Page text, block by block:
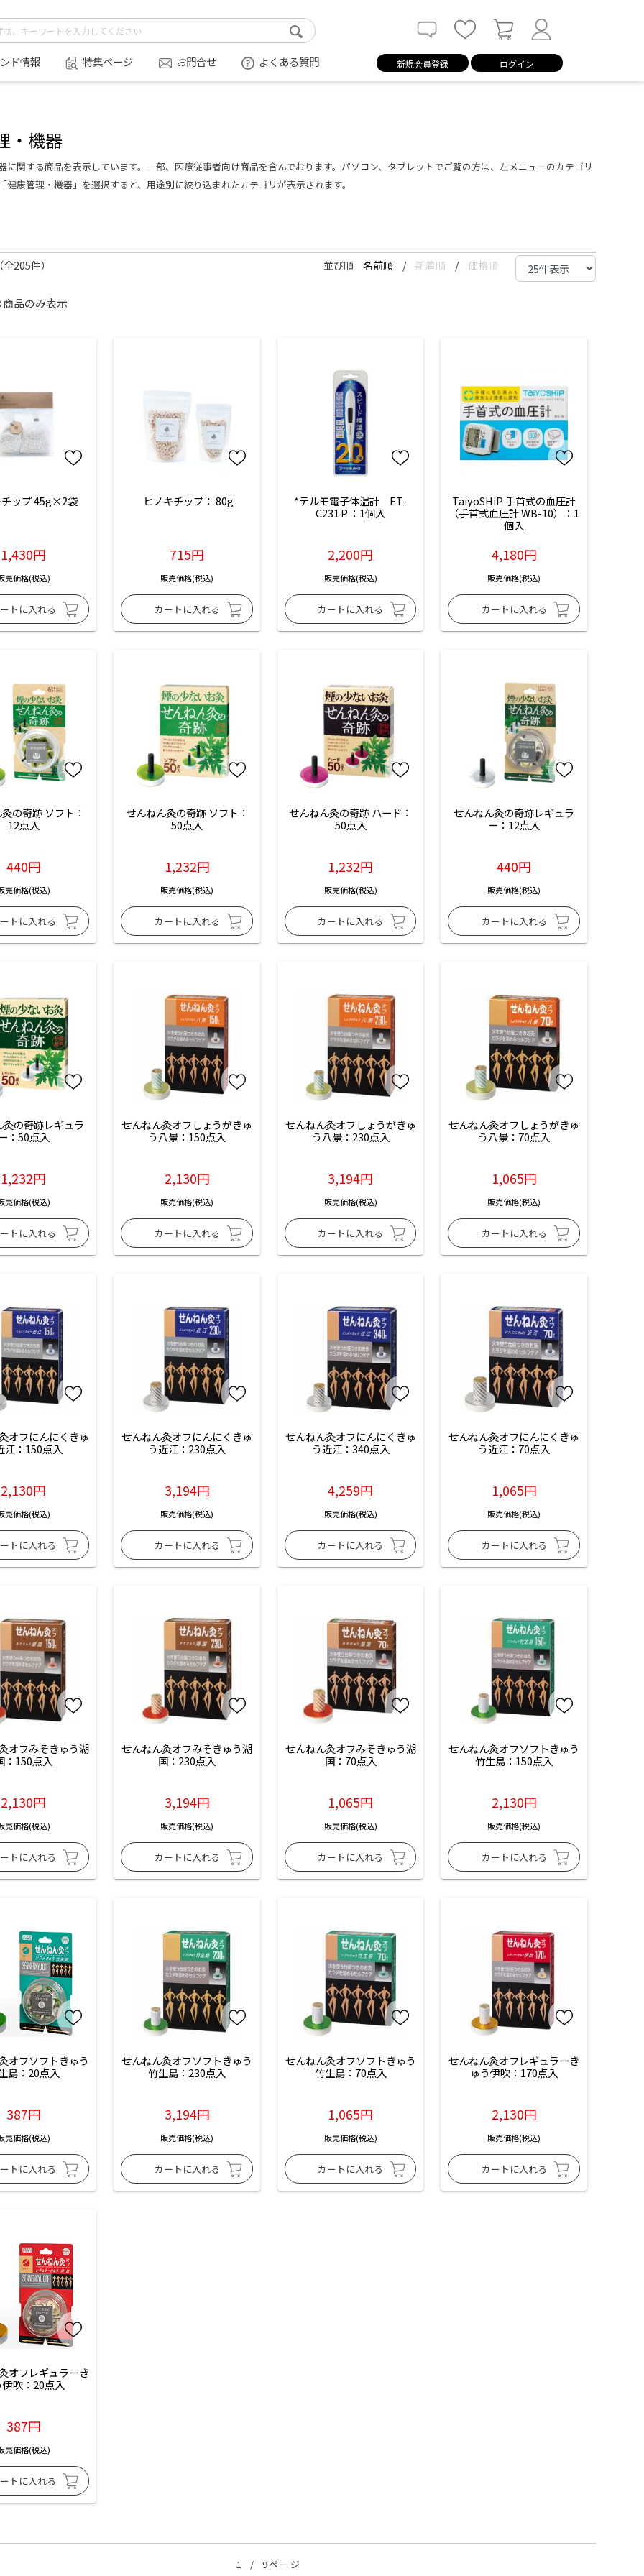
ド情報 特集ページ お問合せ よくある質問 新規会員登録 ログイン
・機器
に関する商品を表示しています。一部、医療従事者向け商品を含んでおります。パソコン、タブレットでご覧の方は、左メニューのカテゴリ
健康管理・機器」を選択すると、用途別に絞り込まれたカテゴリが表示されます。
205件） 並び順 名前順 / 新着順 / 価格順
品のみ表示
ップ 45g×2袋
1,430円
売価格(税込)
ヒノキチップ： 80g
715円
販売価格(税込)
*テルモ電子体温計　ET-
C231Ｐ：1個入
2,200円
販売価格(税込)
TaiyoSHiP 手首式の血圧計
（手首式血圧計 WB-10）：1
個入
4,180円
販売価格(税込)
の奇跡 ソフト：
12点入
440円
売価格(税込)
せんねん灸の奇跡 ソフト：
50点入
1,232円
販売価格(税込)
せんねん灸の奇跡 ハード：
50点入
1,232円
販売価格(税込)
せんねん灸の奇跡レギュラ
ー：12点入
440円
販売価格(税込)
の奇跡レギュラ
：50点入
1,232円
売価格(税込)
せんねん灸オフしょうがきゅ
う八景：150点入
2,130円
販売価格(税込)
せんねん灸オフしょうがきゅ
う八景：230点入
3,194円
販売価格(税込)
せんねん灸オフしょうがきゅ
う八景：70点入
1,065円
販売価格(税込)
オフにんにくきゅ
江：150点入
2,130円
売価格(税込)
せんねん灸オフにんにくきゅ
う近江：230点入
3,194円
販売価格(税込)
せんねん灸オフにんにくきゅ
う近江：340点入
4,259円
販売価格(税込)
せんねん灸オフにんにくきゅ
う近江：70点入
1,065円
販売価格(税込)
オフみそきゅう湖
：150点入
2,130円
売価格(税込)
せんねん灸オフみそきゅう湖
国：230点入
3,194円
販売価格(税込)
せんねん灸オフみそきゅう湖
国：70点入
1,065円
販売価格(税込)
せんねん灸オフソフトきゅう
竹生島：150点入
2,130円
販売価格(税込)
オフソフトきゅう
島：20点入
387円
売価格(税込)
せんねん灸オフソフトきゅう
竹生島：230点入
3,194円
販売価格(税込)
せんねん灸オフソフトきゅう
竹生島：70点入
1,065円
販売価格(税込)
せんねん灸オフレギュラーき
ゅう伊吹：170点入
2,130円
販売価格(税込)
オフレギュラーき
吹：20点入
387円
売価格(税込)
1 / 9ページ